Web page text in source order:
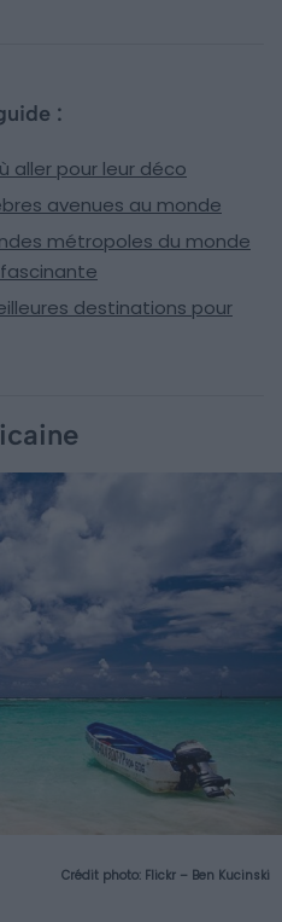
:
aller pour leur déco
avenues au monde
métropoles du monde
destinations pour
Crédit photo: Flickr – Ben Kucinski